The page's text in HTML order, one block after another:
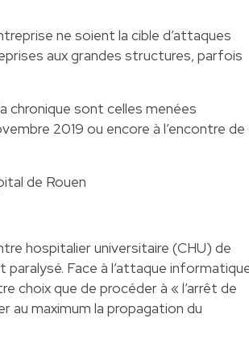
ne soient la cible d’attaques
aux grandes structures, parfois
chronique sont celles menées
2019 ou encore à l’encontre de
de Rouen
hospitalier universitaire (CHU) de
Face à l’attaque
choix que de procéder à « l’arrêt de
au maximum la propagation du